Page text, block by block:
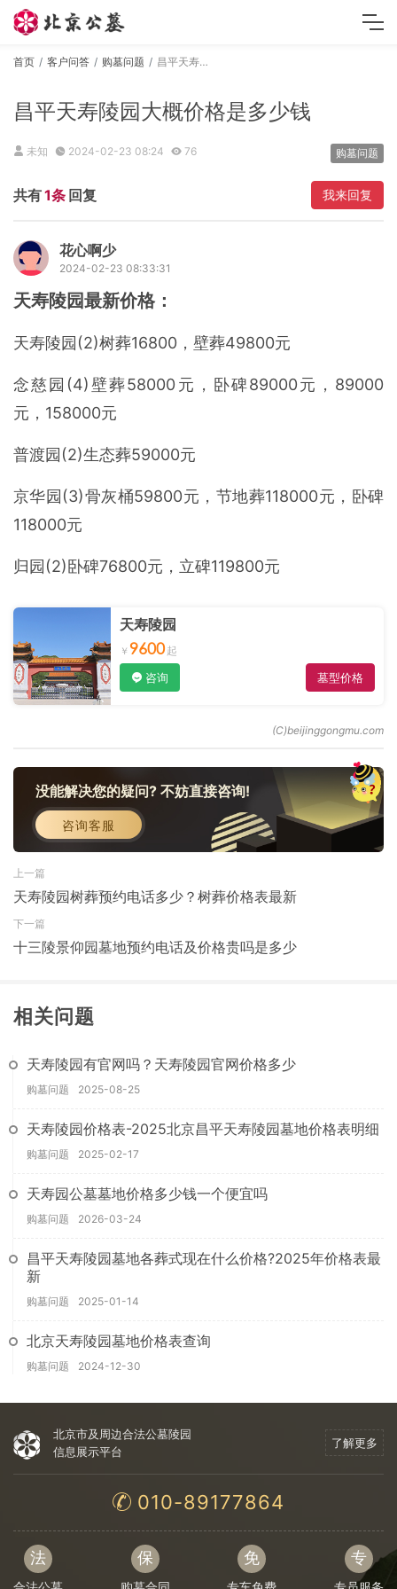
首页 客户问答 购墓问题 昌平天寿陵园大概价格是多少钱
昌平天寿陵园大概价格是多少钱
未知 2024-02-23 08:24 76 购墓问题
共有1条 回复 我来回复
花心啊少
2024-02-23 08:33:31
天寿陵园最新价格：
天寿陵园(2)树葬16800，壁葬49800元
念慈园(4)壁葬58000元，卧碑89000元，89000
元，158000元
普渡园(2)生态葬59000元
京华园(3)骨灰桶59800元，节地葬118000元，卧碑
118000元
归园(2)卧碑76800元，立碑119800元
天寿陵园
9600
咨询 墓型价格
没能解决您的疑问? 不妨直接咨询!
咨询客服
上一篇
天寿陵园树葬预约电话多少？树葬价格表最新
下一篇
十三陵景仰园墓地预约电话及价格贵吗是多少
相关问题
天寿陵园有官网吗？天寿陵园官网价格多少
购墓问题 2025-08-25
天寿陵园价格表-2025北京昌平天寿陵园墓地价格表明细
购墓问题 2025-02-17
天寿园公墓墓地价格多少钱一个便宜吗
购墓问题 2026-03-24
昌平天寿陵园墓地各葬式现在什么价格?2025年价格表最
新
购墓问题 2025-01-14
北京天寿陵园墓地价格表查询
购墓问题 2024-12-30
北京市及周边合法公墓陵园
信息展示平台
了解更多
010-89177864
法 保 免 专